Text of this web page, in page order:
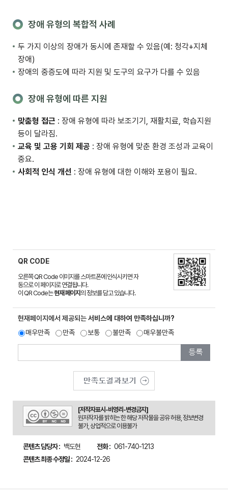
장애 유형의 복합적 사례
두 가지 이상의 장애가 동시에 존재할 수 있음(예: 청각+지체
장애)
장애의 중증도에 따라 지원 및 도구의 요구가 다를 수 있음
장애 유형에 따른 지원
맞춤형 접근 : 장애 유형에 따라 보조기기, 재활치료, 학습지원
등이 달라짐.
교육 및 고용 기회 제공 : 장애 유형에 맞춘 환경 조성과 교육이
중요.
사회적 인식 개선 : 장애 유형에 대한 이해와 포용이 필요.
QR CODE
오른쪽 QR Code 이미지를 스마트폰에 인식시키면 자
동으로 이 페이지로 연결됩니다.
이 QR Code는현재 페이지의 정보를 담고 있습니다.
현재페이지에서 제공되는서비스에 대하여 만족하십니까?
매우만족
만족 보통 불만족 매우불만족
[저작자표시-비영리-변경금지]
원저작자를 밝히는 한 해당 저작물을 공유 허용, 정보변경
불가, 상업적으로 이용불가
콘텐츠 담당자 : 백도현 전화 : 061-740-1213
콘텐츠 최종 수정일 : 2024-12-26